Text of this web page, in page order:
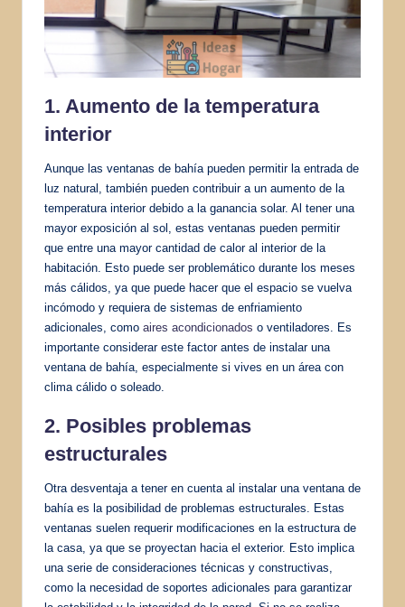
1. Aumento de la temperatura
interior
Aunque las ventanas de bahía pueden permitir la entrada de
luz natural, también pueden contribuir a un aumento de la
temperatura interior debido a la ganancia solar. Al tener una
mayor exposición al sol, estas ventanas pueden permitir
que entre una mayor cantidad de calor al interior de la
habitación. Esto puede ser problemático durante los meses
más cálidos, ya que puede hacer que el espacio se vuelva
incómodo y requiera de sistemas de enfriamiento
adicionales, como aires acondicionados o ventiladores. Es
importante considerar este factor antes de instalar una
ventana de bahía, especialmente si vives en un área con
clima cálido o soleado.
2. Posibles problemas
estructurales
Otra desventaja a tener en cuenta al instalar una ventana de
bahía es la posibilidad de problemas estructurales. Estas
ventanas suelen requerir modificaciones en la estructura de
la casa, ya que se proyectan hacia el exterior. Esto implica
una serie de consideraciones técnicas y constructivas,
como la necesidad de soportes adicionales para garantizar